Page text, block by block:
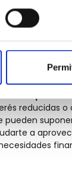
un
tu economía
para no
reducidas
a